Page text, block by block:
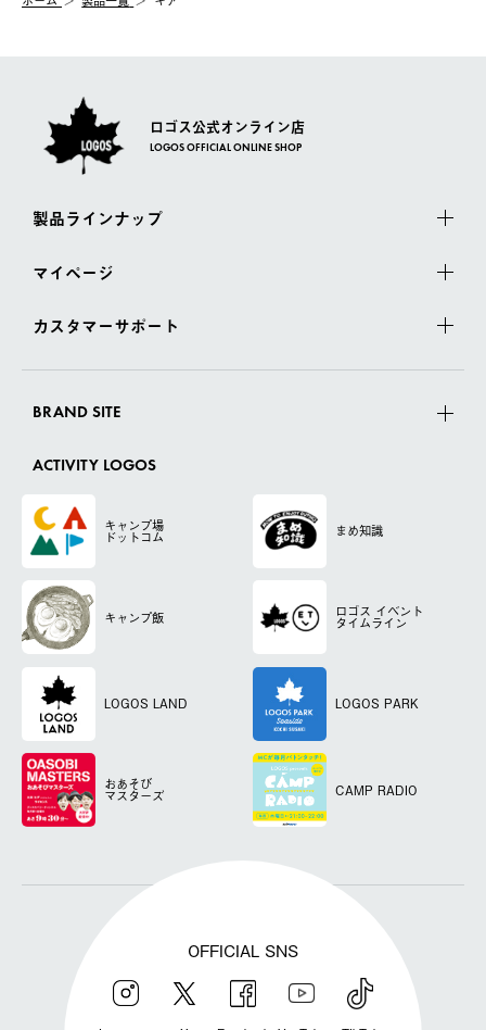
佐川急便にて配送されます。
一度お手元の商品を返品いただき、ご希望商品を再注文してくだ
ロゴス公式オンライン店
LOGOS OFFICIAL ONLINE SHOP
製品ラインナップ
マイページ
カスタマーサポート
BRAND SITE
ACTIVITY LOGOS
キャンプ場
ドットコム まめ知識
キャンプ飯 ロゴス イベント
タイムライン
LOGOS LAND LOGOS PARK
おあそび
マスターズ CAMP RADIO
OFFICIAL SNS